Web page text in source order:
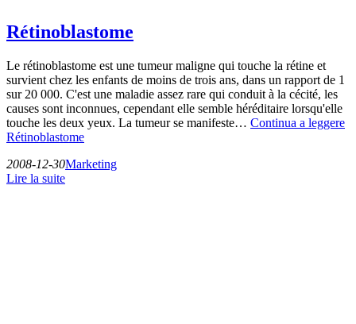
Rétinoblastome
Le rétinoblastome est une tumeur maligne qui touche la rétine et
survient chez les enfants de moins de trois ans, dans un rapport de 1
sur 20 000. C'est une maladie assez rare qui conduit à la cécité, les
causes sont inconnues, cependant elle semble héréditaire lorsqu'elle
touche les deux yeux. La tumeur se manifeste… Continua a leggere
Rétinoblastome
2008-12-30Marketing
Lire la suite